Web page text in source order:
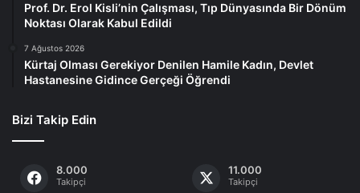
Prof. Dr. Erol Kisli’nin Çalışması, Tıp Dünyasında Bir Dönüm
Noktası Olarak Kabul Edildi
7 Ağustos 2026
Kürtaj Olması Gerekiyor Denilen Hamile Kadın, Devlet
Hastanesine Gidince Gerçeği Öğrendi
Bizi Takip Edin
8.000
Takipçi
11.000
Takipçi